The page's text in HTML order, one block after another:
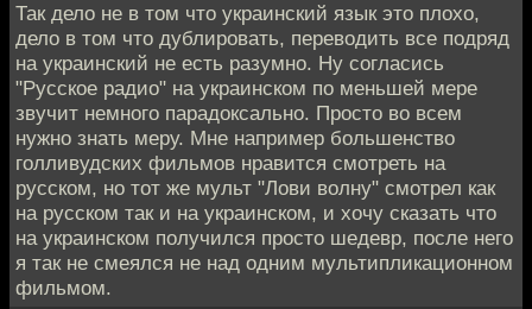
Так дело не в том что украинский язык это плохо,
дело в том что дублировать, переводить все подряд
на украинский не есть разумно. Ну согласись
"Русское радио" на украинском по меньшей мере
звучит немного парадоксально. Просто во всем
нужно знать меру. Мне например большенство
голливудских фильмов нравится смотреть на
русском, но тот же мульт "Лови волну" смотрел как
на русском так и на украинском, и хочу сказать что
на украинском получился просто шедевр, после него
я так не смеялся не над одним мультипликационном
фильмом.